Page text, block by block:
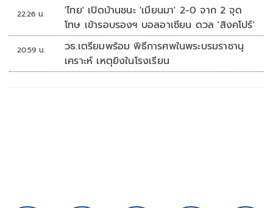
22:26 น.
'ไทย' เปิดบ้านชนะ 'เมียนมา' 2-0 จาก 2 จุด
โทษ เข้ารอบรองฯ บอลอาเซียน ดวล 'สิงคโปร์'
20:59 น.
วธ.เตรียมพร้อม พิธีการศพในพระบรมราชานุ
เคราะห์ เหตุยิงในโรงเรียน